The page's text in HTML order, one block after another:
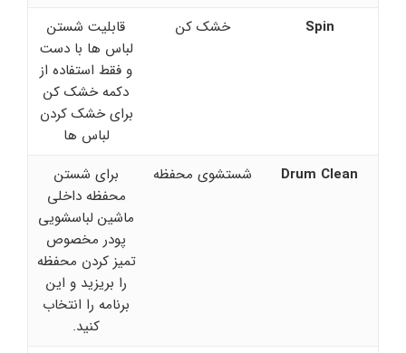
Spin
خشک کن
قابلیت شستن
لباس ها با دست
و فقط استفاده از
دکمه خشک کن
برای خشک کردن
لباس ها
Drum Clean
شستشوی محفظه
برای شستن
محفظه داخلی
ماشین لباسشویی
پودر مخصوص
تمیز کردن محفظه
را بریزید و این
برنامه را انتخاب
کنید.